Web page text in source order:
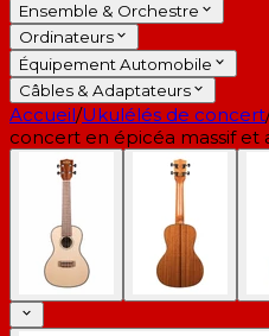
Ensemble & Orchestre
Ordinateurs
Équipement Automobile
Câbles & Adaptateurs
Accueil/Ukulélés de concert
concert en épicéa massif et